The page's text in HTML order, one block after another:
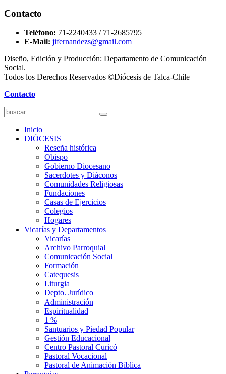
Contacto
Teléfono: 71-2240433 / 71-2685795
E-Mail: jifernandezs@gmail.com
Diseño, Edición y Producción: Departamento de Comunicación
Social.
Todos los Derechos Reservados ©Diócesis de Talca-Chile
Contacto
Inicio
DIÓCESIS
Reseña histórica
Obispo
Gobierno Diocesano
Sacerdotes y Diáconos
Comunidades Religiosas
Fundaciones
Casas de Ejercicios
Colegios
Hogares
Vicarías y Departamentos
Vicarías
Archivo Parroquial
Comunicación Social
Formación
Catequesis
Liturgia
Depto. Jurídico
Administración
Espiritualidad
1 %
Santuarios y Piedad Popular
Gestión Educacional
Centro Pastoral Curicó
Pastoral Vocacional
Pastoral de Animación Bíblica